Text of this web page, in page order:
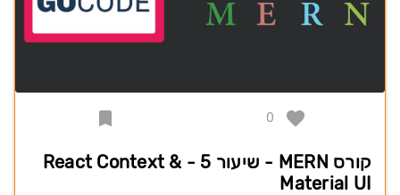
0
קורס MERN - שיעור 5 - React Context &
Material UI